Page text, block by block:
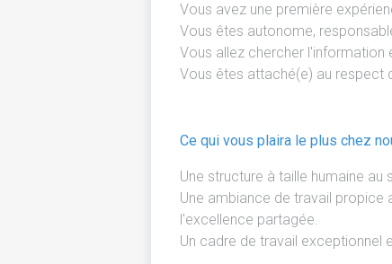
Vous avez une première
Vous êtes autonome,
Vous allez chercher l'information
Vous êtes attaché(e) au respect
Ce qui vous plaira le plus chez
Une structure à taille humaine au
Une ambiance de travail propice
l'excellence partagée.
Un cadre de travail exceptionnel